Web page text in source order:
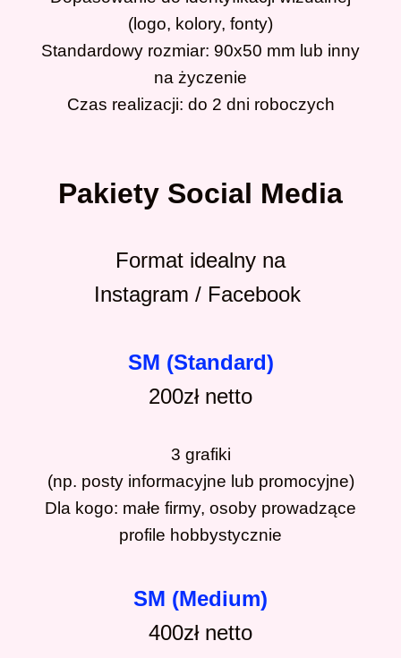
(logo, kolory, fonty)
Standardowy rozmiar: 90x50 mm lub inny
na życzenie
Czas realizacji: do 2 dni roboczych
Pakiety Social Media
Format idealny na
Instagram / Facebook
SM (Standard)
200zł netto
3 grafiki
(np. posty informacyjne lub promocyjne)
Dla kogo: małe firmy, osoby prowadzące
profile hobbystycznie
SM (Medium)
400zł netto